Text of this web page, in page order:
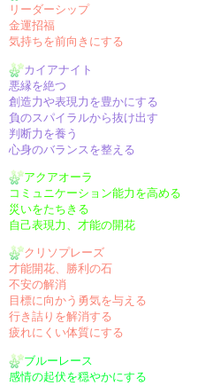
リーダーシップ
金運招福
気持ちを前向きにする
カイアナイト
悪縁を絶つ
創造力や表現力を豊かにする
負のスパイラルから抜け出す
判断力を養う
心身のバランスを整える
アクアオーラ
コミュニケーション能力を高める
災いをたちきる
自己表現力、才能の開花
クリソプレーズ
才能開花、勝利の石
不安の解消
目標に向かう勇気を与える
行き詰りを解消する
疲れにくい体質にする
ブルーレース
感情の起伏を穏やかにする